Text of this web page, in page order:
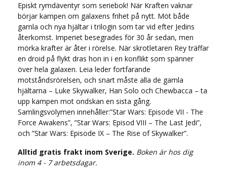
Episkt rymdäventyr som seriebok! När Kraften vaknar
börjar kampen om galaxens frihet på nytt. Möt både
gamla och nya hjältar i trilogin som tar vid efter Jedins
återkomst. Imperiet besegrades för 30 år sedan, men
mörka krafter är åter i rörelse. När skrotletaren Rey träffar
en droid på flykt dras hon in i en konflikt som spänner
över hela galaxen. Leia leder fortfarande
motståndsrörelsen, och snart måste alla de gamla
hjältarna – Luke Skywalker, Han Solo och Chewbacca – ta
upp kampen mot ondskan en sista gång.
Samlingsvolymen innehåller:”Star Wars: Episode VII - The
Force Awakens”, ”Star Wars: Episod VIII – The Last Jedi”,
och ”Star Wars: Episode IX – The Rise of Skywalker”.
Alltid gratis frakt inom Sverige. Boken är hos dig
inom 4 - 7 arbetsdagar.